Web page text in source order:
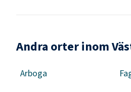
Andra orter inom
Arboga